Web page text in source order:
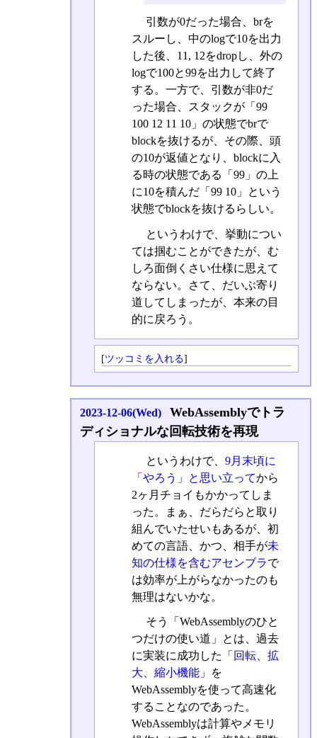
引数が0だった場合、brを
スルーし、中のlogで10を出力
した後、11, 12をdropし、外の
logで100と99を出力して終了
する。一方で、引数が非0だ
った場合、スタックが「99
100 12 11 10」の状態でbrで
blockを抜けるが、その際、頭
の10が返値となり、blockに入
る時の状態である「99」の上
に10を積んだ「99 10」という
状態でblockを抜けるらしい。
というわけで、挙動につい
ては掴むことができたが、む
しろ面倒くさい仕様に思えて
ならない。さて、だいぶ寄り
道してしまったが、本来の目
的に戻ろう。
[ツッコミを入れる]
2023-12-06(Wed)
WebAssemblyでトラ
ディショナルな回転技術を再現
というわけで、 9月末頃に
「やろう」と思い立ってから
2ヶ月チョイもかかってしま
った。まぁ、だらだらと取り
組んでいたせいもあるが、初
めての言語、かつ、相手が未
知の仕様を含むアセンブラで
は効率が上がらなかったのも
無理はないかな。
そう「WebAssemblyのひと
つだけの使い道」とは、過去
に実装に成功した「 回転、拡
大、縮小機能」を
WebAssemblyを使って高速化
することなのであった。
WebAssemblyは計算やメモリ